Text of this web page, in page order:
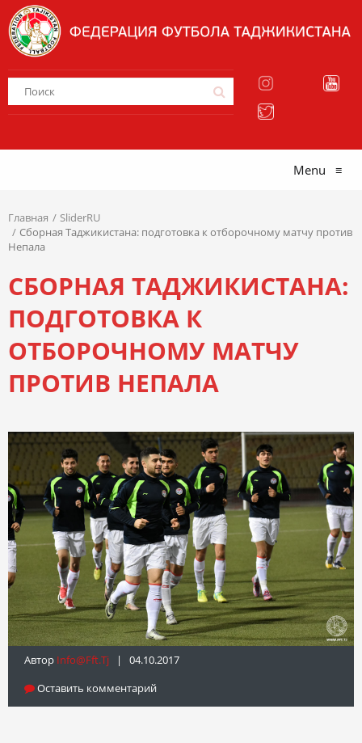
Menu ≡
Главная
SliderRU
Сборная Таджикистана: подготовка к отборочному матчу против
Непала
СБОРНАЯ ТАДЖИКИСТАНА:
ПОДГОТОВКА К
ОТБОРОЧНОМУ МАТЧУ
ПРОТИВ НЕПАЛА
Автор Info@fft.tj | 04.10.2017
Оставить комментарий